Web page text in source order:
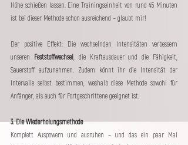
Höhe schießen lassen. Eine Trainingseinheit von rund 45 Minuten
ist bei dieser Methode schon ausreichend – glaubt mir!
Der positive Effekt: Die wechselnden Intensitäten verbessern
unseren
Feststoffwechsel, die Kraftausdauer und die Fähigkeit,
Sauerstoff aufzunehmen. Zudem könnt ihr die Intensität der
Intervalle selbst bestimmen, weshalb diese Methode sowohl für
Anfänger, als auch für Fortgeschrittene geeignet ist.
3. Die Wiederholungsmethode
Komplett Auspowern und ausruhen – und das ein paar Mal